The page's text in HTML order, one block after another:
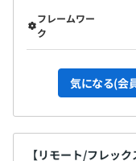
フレームワー
ク
気になる(会
【リモート/フレッ